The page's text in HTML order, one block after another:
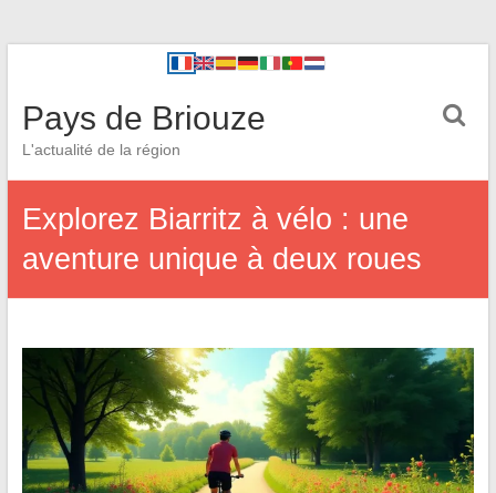
Pays de Briouze
L'actualité de la région
Explorez Biarritz à vélo : une
aventure unique à deux roues